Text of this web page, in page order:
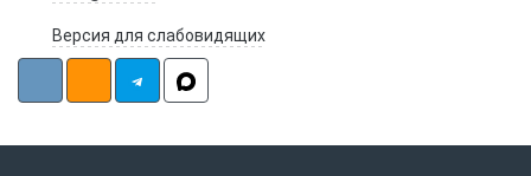
Версия для слабовидящих